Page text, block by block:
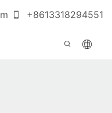
+8613318294551
स्वचालित पैकेजिंग मशीन